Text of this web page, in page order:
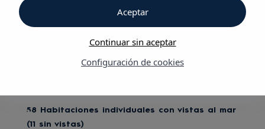
y con unas espectaculares vistas al mar. Independientemente
de si viajas en familia, pareja o con amigos, el hotel ofrece
familiar, hasta habitaciones más espaciosas que incluyen dos
cuartos para familias o grupos de amigos.
58 Habitaciones individuales con vistas al mar
(11 sin vistas)
Configuración de cookies
Continuar sin aceptar
Aceptar